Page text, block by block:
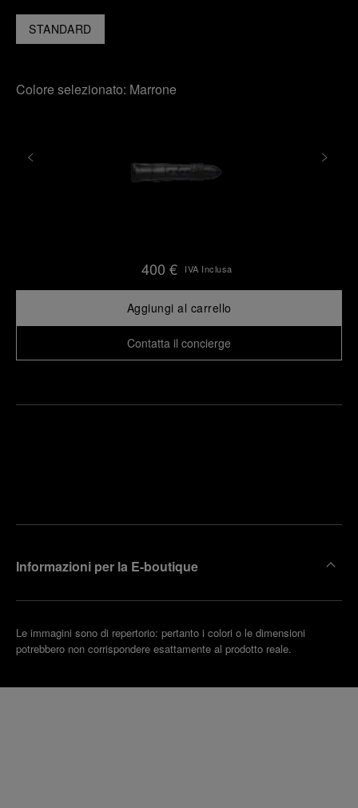
STANDARD
Colore selezionato: Marrone
400 € IVA Inclusa
Aggiungi al carrello
Contatta il concierge
Informazioni per la E-boutique
Le immagini sono di repertorio: pertanto i colori o le dimensioni
potrebbero non corrispondere esattamente al prodotto reale.